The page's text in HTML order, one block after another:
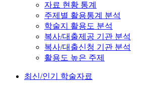
자료 현황 통계
주제별 활용통계 분석
학술지 활용도 분석
복사/대출제공 기관 분석
복사/대출신청 기관 분석
활용도 높은 주제
최신/인기 학술자료